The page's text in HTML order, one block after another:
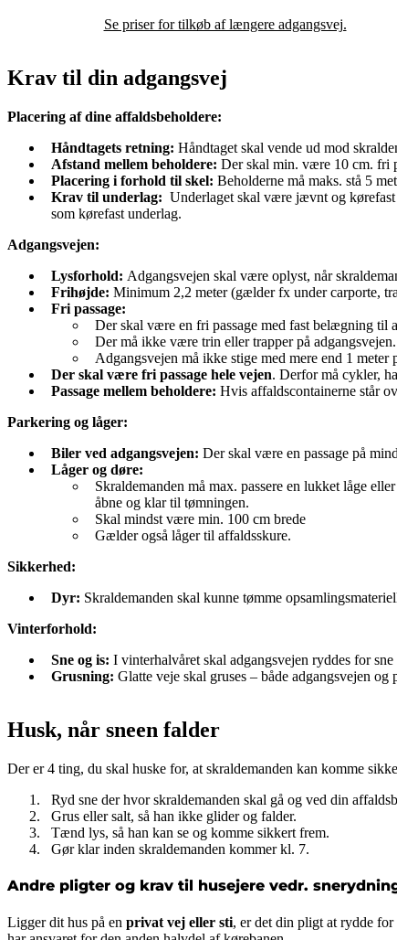
Se priser for tilkøb af længere adgangsvej.
Krav til din adgangsvej
Placering af dine affaldsbeholdere:
Håndtagets retning: Håndtaget skal vende ud mod
Afstand mellem beholdere: Der skal min. være 10 cm. fri
Placering i forhold til skel: Beholderne må maks. stå 5
Krav til underlag: Underlaget skal være jævnt og kørefast
som kørefast underlag.
Adgangsvejen:
Lysforhold: Adgangsvejen skal være oplyst, når
Frihøjde: Minimum 2,2 meter (gælder fx under carporte,
Fri passage:
Der skal være en fri passage med fast belægning til
Der må ikke være trin eller trapper på adgangsvejen.
Adgangsvejen må ikke stige med mere end 1 meter
Der skal være fri passage hele vejen. Derfor må cykler,
Passage mellem beholdere: Hvis affaldscontainerne står
Parkering og låger:
Biler ved adgangsvejen: Der skal være en passage på
Låger og døre:
Skraldemanden må max. passere en lukket låge
åbne og klar til tømningen.
Skal mindst være min. 100 cm brede
Gælder også låger til affaldsskure.
Sikkerhed:
Dyr: Skraldemanden skal kunne tømme
Vinterforhold:
Sne og is: I vinterhalvåret skal adgangsvejen ryddes for sne
Grusning: Glatte veje skal gruses – både adgangsvejen og
Husk, når sneen falder
Der er 4 ting, du skal huske for, at skraldemanden kan komme
Ryd sne der hvor skraldemanden skal gå og ved din
Grus eller salt, så han ikke glider og falder.
Tænd lys, så han kan se og komme sikkert frem.
Gør klar inden skraldemanden kommer kl. 7.
Andre pligter og krav til husejere vedr.
Ligger dit hus på en privat vej eller sti, er det din pligt at rydde for